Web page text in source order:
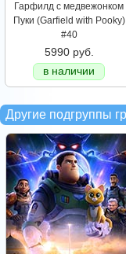
Гарфилд с медвежонком
Пуки (Garfield with Pooky)
#40
5990 руб.
в наличии
Другие подгруппы